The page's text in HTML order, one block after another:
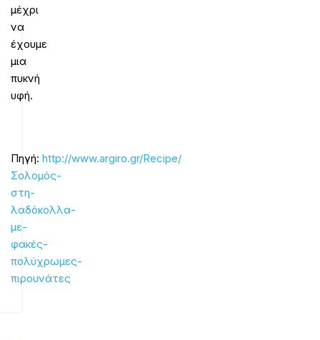
μέχρι
να
έχουμε
μια
πυκνή
υφή.
Πηγή: http://www.argiro.gr/Recipe/
Σολομός-
στη-
λαδόκολλα-
με-
φακές-
πολύχρωμες-
πιρουνάτες